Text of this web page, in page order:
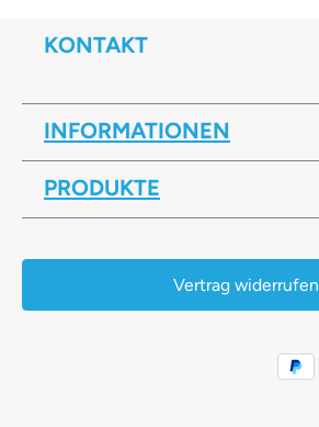
KONTAKT
INFORMATIONEN
PRODUKTE
Vertrag widerrufen